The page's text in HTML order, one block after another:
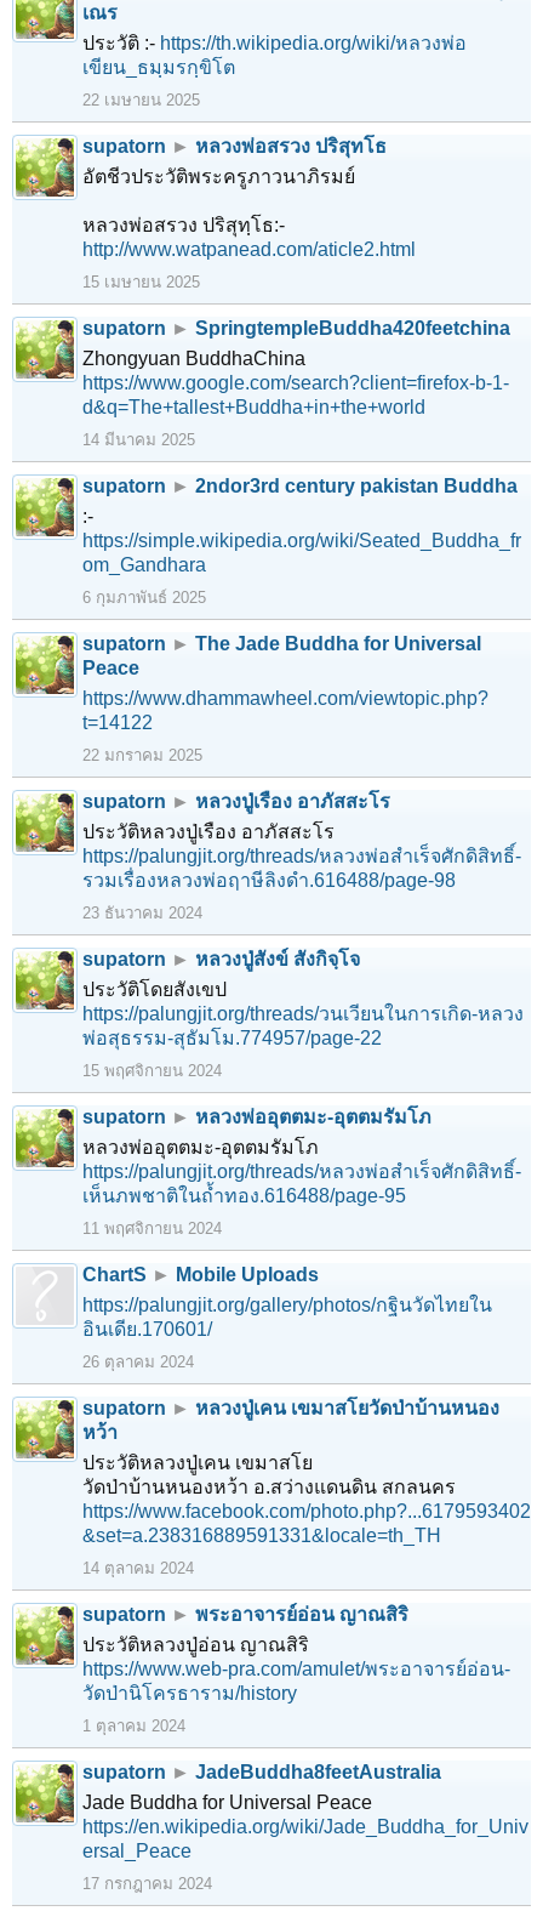
เณร
ประวัติ :- https://th.wikipedia.org/wiki/หลวงพ่อ
เขียน_ธมฺมรกฺขิโต
22 เมษายน 2025
supatorn ► หลวงพ่อสรวง ปริสุทโธ
อัตชีวประวัติพระครูภาวนาภิรมย์
หลวงพ่อสรวง ปริสุทฺโธ:-
http://www.watpanead.com/aticle2.html
15 เมษายน 2025
supatorn ► SpringtempleBuddha420feetchina
Zhongyuan BuddhaChina
https://www.google.com/search?client=firefox-b-1-
d&q=The+tallest+Buddha+in+the+world
14 มีนาคม 2025
supatorn ► 2ndor3rd century pakistan Buddha
:-
https://simple.wikipedia.org/wiki/Seated_Buddha_fr
om_Gandhara
6 กุมภาพันธ์ 2025
supatorn ► The Jade Buddha for Universal
Peace
https://www.dhammawheel.com/viewtopic.php?
t=14122
22 มกราคม 2025
supatorn ► หลวงปู่เรือง อาภัสสะโร
ประวัติหลวงปู่เรือง อาภัสสะโร
https://palungjit.org/threads/หลวงพ่อสำเร็จศักดิสิทธิ์-
รวมเรื่องหลวงพ่อฤาษีลิงดำ.616488/page-98
23 ธันวาคม 2024
supatorn ► หลวงปู่สังข์ สังกิจฺโจ
ประวัติโดยสังเขป
https://palungjit.org/threads/วนเวียนในการเกิด-หลวง
พ่อสุธรรม-สุธัมโม.774957/page-22
15 พฤศจิกายน 2024
supatorn ► หลวงพ่ออุตตมะ-อุตตมรัมโภ
หลวงพ่ออุตตมะ-อุตตมรัมโภ
https://palungjit.org/threads/หลวงพ่อสำเร็จศักดิสิทธิ์-
เห็นภพชาติในถ้ำทอง.616488/page-95
11 พฤศจิกายน 2024
ChartS ► Mobile Uploads
https://palungjit.org/gallery/photos/กฐินวัดไทยใน
อินเดีย.170601/
26 ตุลาคม 2024
supatorn ► หลวงปู่เคน เขมาสโยวัดป่าบ้านหนอง
หว้า
ประวัติหลวงปู่เคน เขมาสโย
วัดป่าบ้านหนองหว้า อ.สว่างแดนดิน สกลนคร
https://www.facebook.com/photo.php?...6179593402
&set=a.238316889591331&locale=th_TH
14 ตุลาคม 2024
supatorn ► พระอาจารย์อ่อน ญาณสิริ
ประวัติหลวงปู่อ่อน ญาณสิริ
https://www.web-pra.com/amulet/พระอาจารย์อ่อน-
วัดป่านิโครธาราม/history
1 ตุลาคม 2024
supatorn ► JadeBuddha8feetAustralia
Jade Buddha for Universal Peace
https://en.wikipedia.org/wiki/Jade_Buddha_for_Univ
ersal_Peace
17 กรกฎาคม 2024